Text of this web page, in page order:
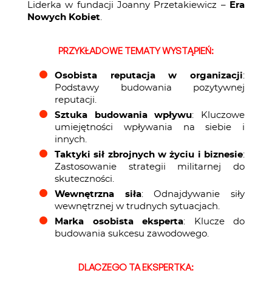
Liderka w fundacji Joanny Przetakiewicz – Era
Nowych Kobiet.
PRZYKŁADOWE TEMATY WYSTĄPIEŃ:
Osobista reputacja w organizacji:
Podstawy budowania pozytywnej
reputacji.
Sztuka budowania wpływu: Kluczowe
umiejętności wpływania na siebie i
innych.
Taktyki sił zbrojnych w życiu i biznesie:
Zastosowanie strategii militarnej do
skuteczności.
Wewnętrzna siła: Odnajdywanie siły
wewnętrznej w trudnych sytuacjach.
Marka osobista eksperta: Klucze do
budowania sukcesu zawodowego.
DLACZEGO TA EKSPERTKA: